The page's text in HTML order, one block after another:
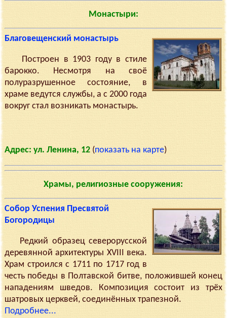
Монастыри:
Благовещенский монастырь
Построен в 1903 году в стиле
барокко. Несмотря на своё
полуразрушенное состояние, в
храме ведутся службы, а с 2000 года
вокруг стал возникать монастырь.
Адрес: ул. Ленина, 12(показать на карте)
Храмы, религиозные сооружения:
Собор Успения Пресвятой
Богородицы
Редкий образец северорусской
деревянной архитектуры XVIII века.
Храм строился с 1711 по 1717 год в
честь победы в Полтавской битве, положившей конец
нападениям шведов. Композиция состоит из трёх
шатровых церквей, соединённых трапезной.
Подробнее...